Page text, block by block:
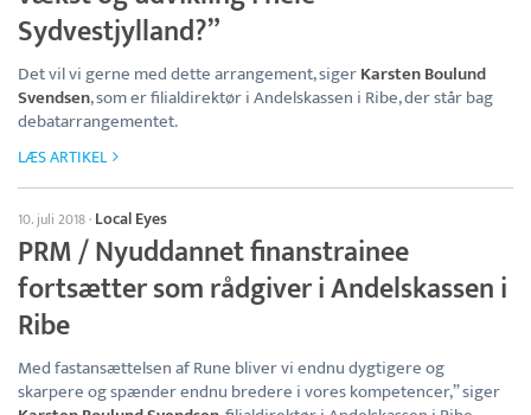
Sydvestjylland?”
Det vil vi gerne med dette arrangement, sigerKarsten Boulund
Svendsen, som er filialdirektør i Andelskassen i Ribe, der står bag
debatarrangementet.
LÆS ARTIKEL
10. juli 2018· Local Eyes
PRM / Nyuddannet finanstrainee
fortsætter som rådgiver i Andelskassen i
Ribe
Med fastansættelsen af Rune bliver vi endnu dygtigere og
skarpere og spænder endnu bredere i vores kompetencer,” siger